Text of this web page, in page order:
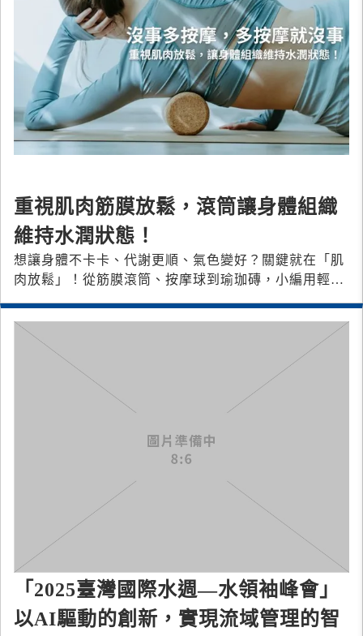
重視肌肉筋膜放鬆，滾筒讓身體組織
維持水潤狀態！
想讓身體不卡卡、代謝更順、氣色變好？關鍵就在「肌
肉放鬆」！從筋膜滾筒、按摩球到瑜珈磚，小編用輕鬆
「2025臺灣國際水週—水領袖峰會」
以AI驅動的創新，實現流域管理的智